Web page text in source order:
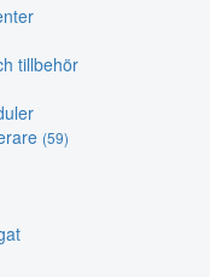
tillbehör
(59)